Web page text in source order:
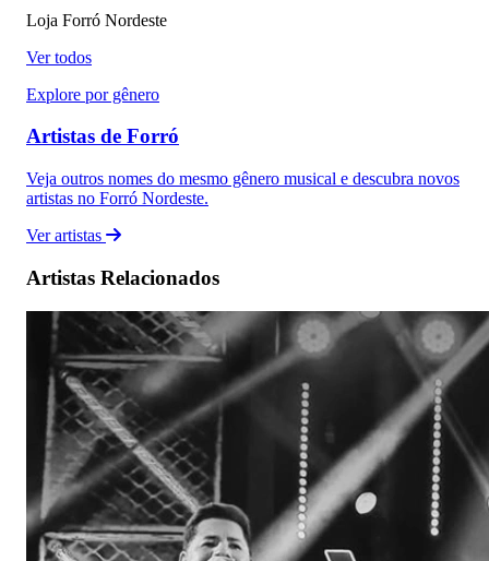
Loja Forró Nordeste
Ver todos
Explore por gênero
Artistas de Forró
Veja outros nomes do mesmo gênero musical e descubra novos
artistas no Forró Nordeste.
Ver artistas
Artistas Relacionados